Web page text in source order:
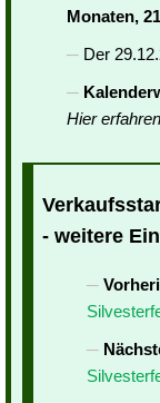
Monaten,
Der
Hier erfahren
- weitere